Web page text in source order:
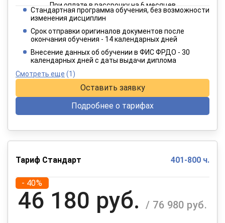
При оплате в рассрочку на 6 месяцев
2 749 руб.
При оплате в рассрочку на 12 месяцев
Стандартная программа обучения, без возможности
изменения дисциплин
Срок отправки оригиналов документов после
окончания обучения - 14 календарных дней
Внесение данных об обучении в ФИС ФРДО - 30
календарных дней с даты выдачи диплома
Смотреть еще (1)
Оставить заявку
Подробнее о тарифах
Тариф Стандарт 401-800 ч.
- 40%
46 180 руб. / 76 980 руб.